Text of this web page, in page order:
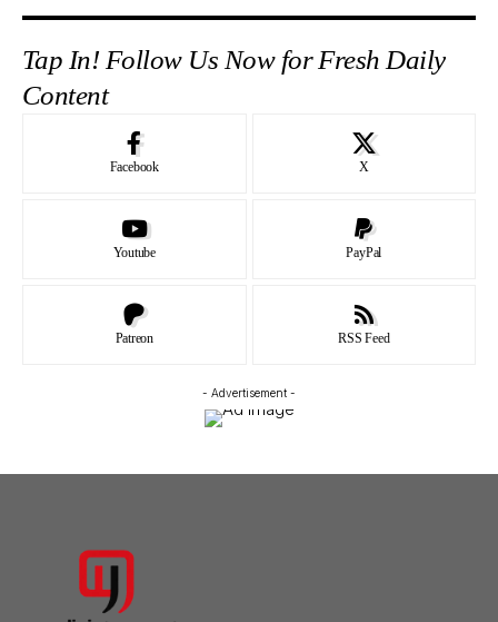
Tap In! Follow Us Now for Fresh Daily
Content
Facebook X
Youtube PayPal
Patreon RSS Feed
- Advertisement -